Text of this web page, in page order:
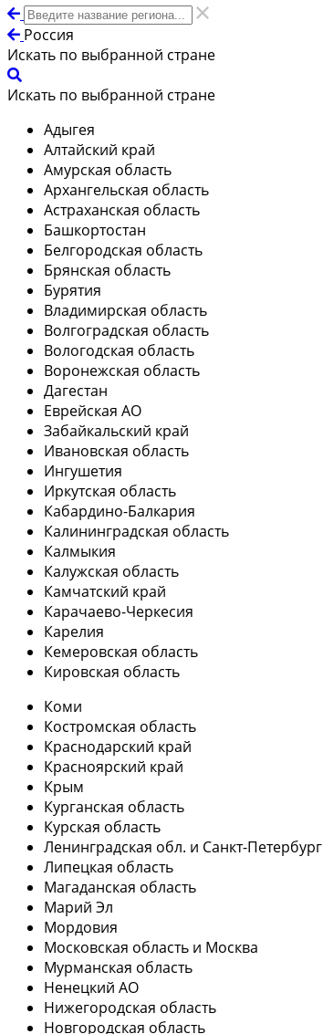
Россия
Искать по выбранной стране
Искать по выбранной стране
Адыгея
Алтайский край
Амурская область
Архангельская область
Астраханская область
Башкортостан
Белгородская область
Брянская область
Бурятия
Владимирская область
Волгоградская область
Вологодская область
Воронежская область
Дагестан
Еврейская АО
Забайкальский край
Ивановская область
Ингушетия
Иркутская область
Кабардино-Балкария
Калининградская область
Калмыкия
Калужская область
Камчатский край
Карачаево-Черкесия
Карелия
Кемеровская область
Кировская область
Коми
Костромская область
Краснодарский край
Красноярский край
Крым
Курганская область
Курская область
Ленинградская обл. и Санкт-Петербург
Липецкая область
Магаданская область
Марий Эл
Мордовия
Московская область и Москва
Мурманская область
Ненецкий АО
Нижегородская область
Новгородская область